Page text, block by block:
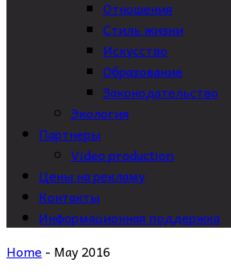
Отношения
Стиль жизни
Искусство
Образование
Законодательство
Экология
Партнеры
Video production
Цены на рекламу
Контакты
Информационная поддержка
Home- May 2016